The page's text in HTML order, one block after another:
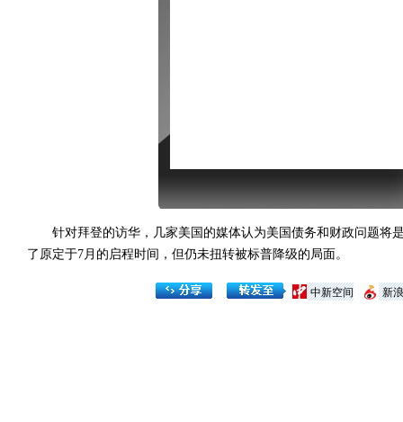
针对拜登的访华，几家美国的媒体认为美国债务和财政问题将
了原定于7月的启程时间，但仍未扭转被标普降级的局面。
新
中新空间